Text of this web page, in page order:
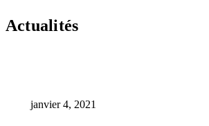
Actualités
janvier 4, 2021